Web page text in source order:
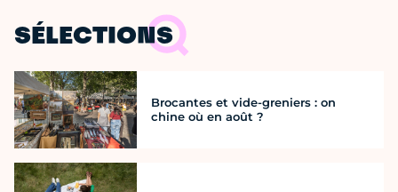
SÉLECTIONS
Brocantes et vide-greniers : on
chine où en août ?